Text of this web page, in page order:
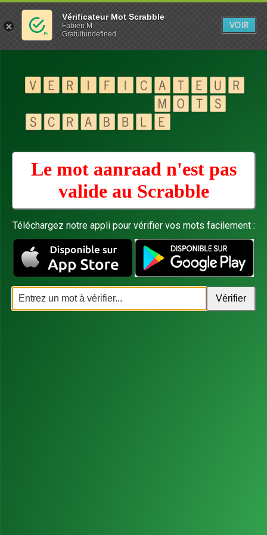
Le mot aanraad n'est pas
valide au Scrabble
Téléchargez notre appli pour vérifier vos mots facilement :
Vérificateur Mot Scrabble
Fabien M
Gratuitundefined
VOIR